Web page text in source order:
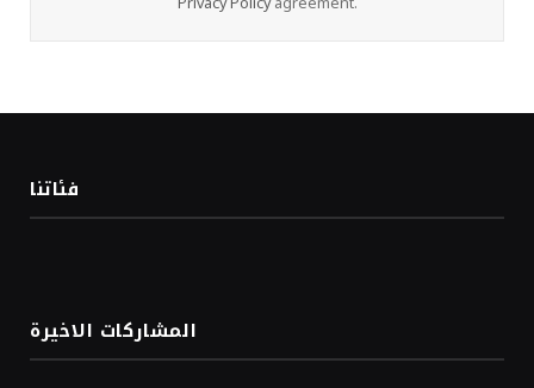
فئاتنا
المشاركات الاخيرة